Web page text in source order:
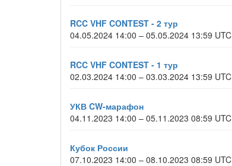
RCC VHF CONTEST - 2 тур
04.05.2024 14:00 – 05.05.2024 13:59 UTC
RCC VHF CONTEST - 1 тур
02.03.2024 14:00 – 03.03.2024 13:59 UTC
УКВ CW-марафон
04.11.2023 14:00 – 05.11.2023 08:59 UTC
Кубок России
07.10.2023 14:00 – 08.10.2023 08:59 UTC